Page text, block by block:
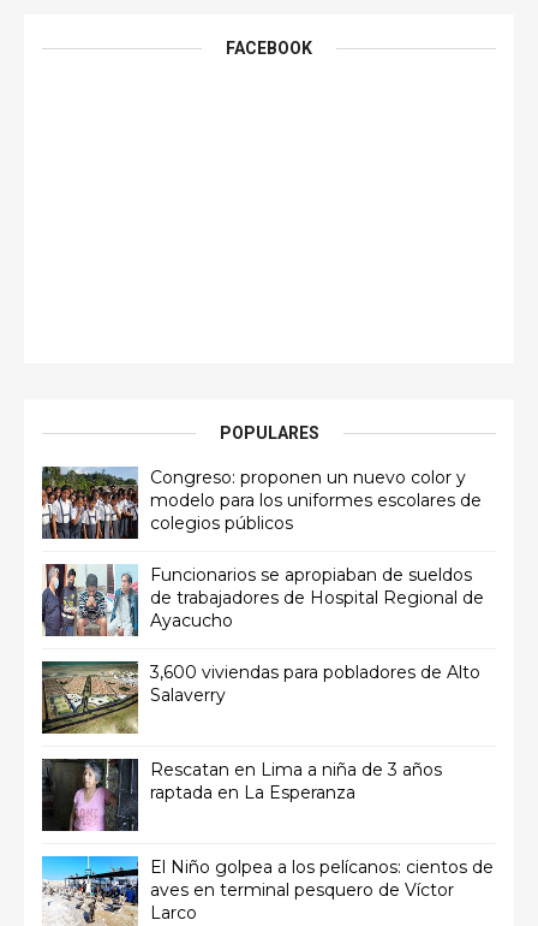
FACEBOOK
POPULARES
Congreso: proponen un nuevo color y
modelo para los uniformes escolares de
colegios públicos
Funcionarios se apropiaban de sueldos
de trabajadores de Hospital Regional de
Ayacucho
3,600 viviendas para pobladores de Alto
Salaverry
Rescatan en Lima a niña de 3 años
raptada en La Esperanza
El Niño golpea a los pelícanos: cientos de
aves en terminal pesquero de Víctor
Larco